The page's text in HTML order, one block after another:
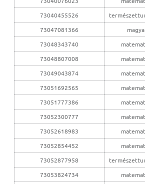
73040455526
73047081366
73048343740
73048807008
73049043874
73051692565
73051777386
73052300777
73052618983
73052854452
73052877958
73053824734